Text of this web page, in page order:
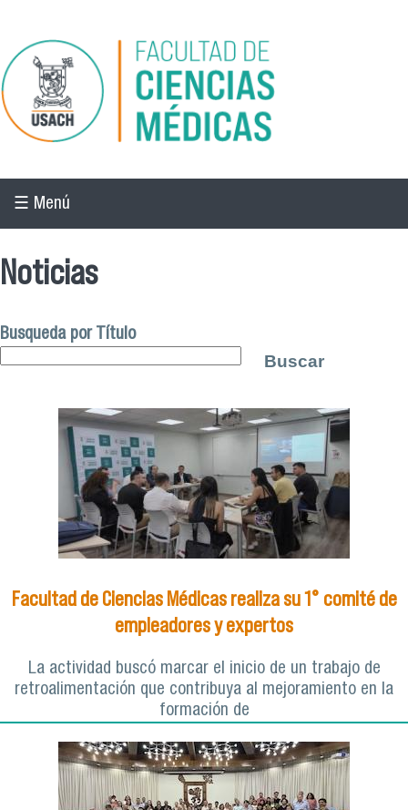
Pasar al contenido principal
☰ Menú
Noticias
Busqueda por Título
Facultad de Ciencias Médicas realiza su 1° comité de
empleadores y expertos
La actividad buscó marcar el inicio de un trabajo de
retroalimentación que contribuya al mejoramiento en la
formación de